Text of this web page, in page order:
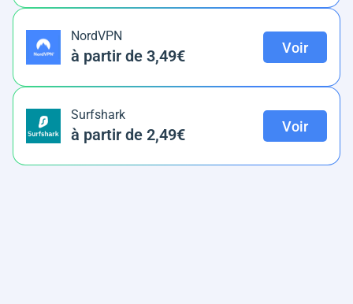
NordVPN
à partir de 3,49€ Voir
Surfshark
à partir de 2,49€ Voir